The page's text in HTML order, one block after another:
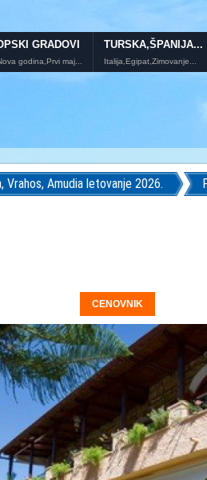
GRADOVI
godina,Prvi maj...
TURSKA,ŠPANIJA...
Italija,Egipat,Zimovanje...
Vrahos, Amudia letovanje 2026.
CENOVNIK